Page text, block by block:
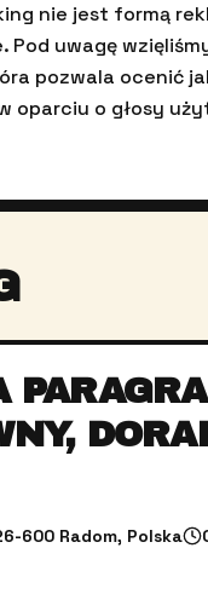
nie jest formą
Pod uwagę
pozwala ocenić
o głosy
600 Radom, Polska